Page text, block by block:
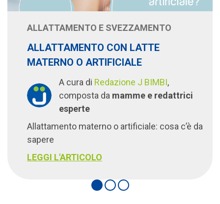
ALLATTAMENTO E SVEZZAMENTO
ALLATTAMENTO CON LATTE
MATERNO O ARTIFICIALE
A cura di Redazione J BIMBI,
composta da mamme e redattrici
esperte
Allattamento materno o artificiale: cosa c’è da
sapere
LEGGI L'ARTICOLO